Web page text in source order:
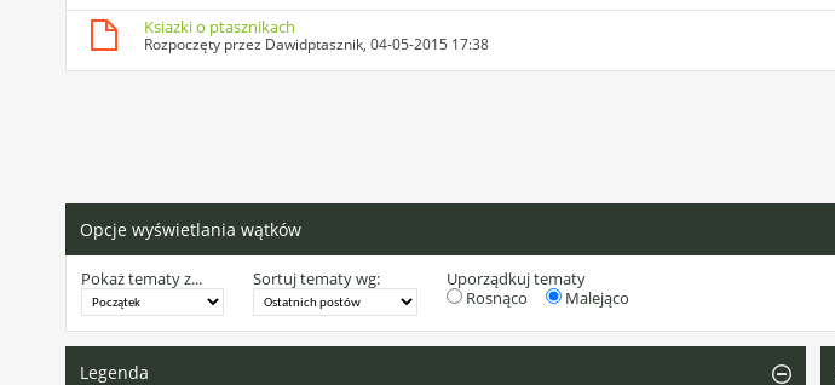
Ksiazki o ptasznikach
Rozpoczęty przez Dawidptasznik, 04-05-2015 17:38
Opcje wyświetlania wątków
Pokaż tematy z... Sortuj tematy wg:
Uporządkuj tematy
Rosnąco
Malejąco
Legenda